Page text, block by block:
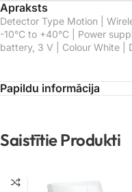
Apraksts
Detector Type Motion |
-10°С to +40°С | Power
battery, 3 V | Colour White |
Papildu informācija
Saistītie Produkti